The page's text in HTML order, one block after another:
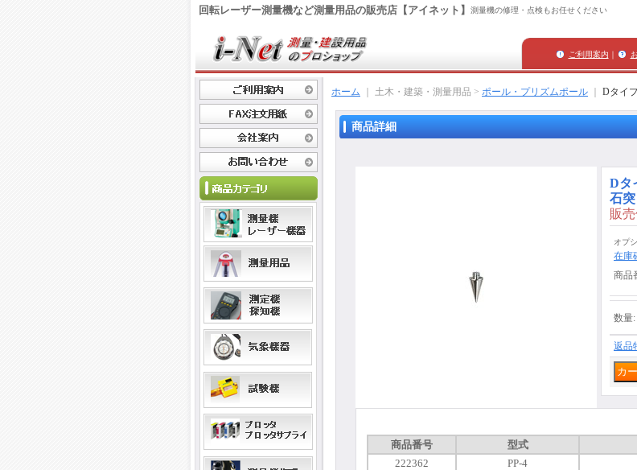
回転レーザー測量機など測量用品の販売店【アイネット】 測量機の修理・点検もお任せください
ご利用案内 ｜
ホーム ｜ 土木・建築・測量用品 > ポール・プリズムポール Dタイ
商品詳細
Dタ
石突
販
オプ
在庫
商品
数量:
返品
商品番号 型式
222362
PP-4